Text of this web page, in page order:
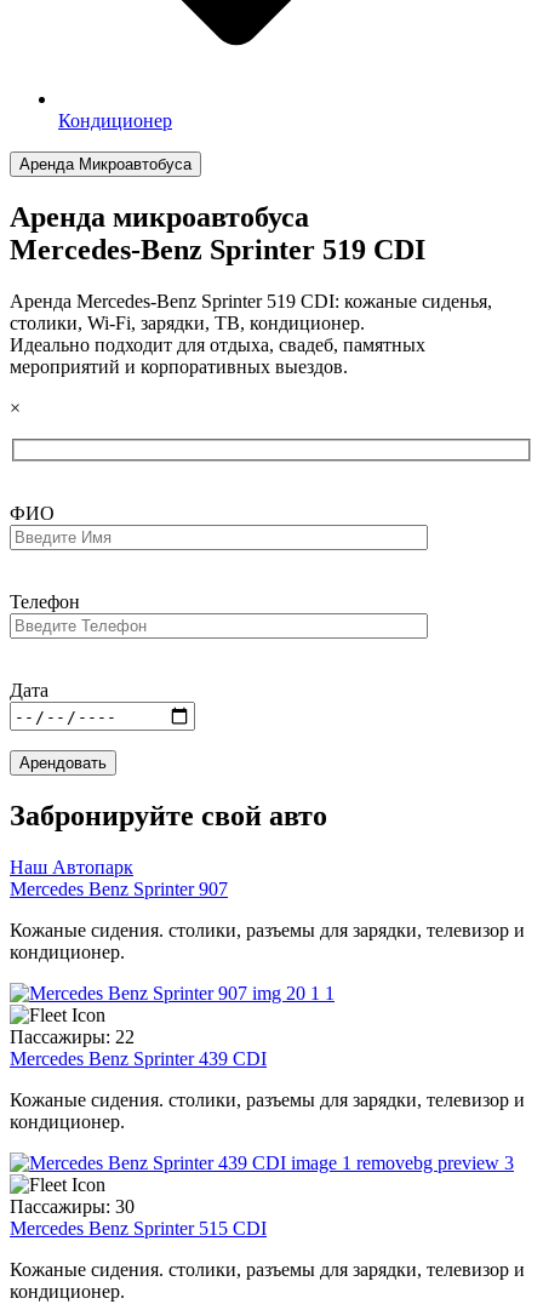
Кондиционер
Аренда Микроавтобуса
Аренда микроавтобуса
Mercedes-Benz Sprinter 519 CDI
Аренда Mercedes-Benz Sprinter 519 CDI: кожаные сиденья,
столики, Wi-Fi, зарядки, ТВ, кондиционер.
Идеально подходит для отдыха, свадеб, памятных
мероприятий и корпоративных выездов.
×
ФИО
Телефон
Дата
Забронируйте свой авто
Наш Автопарк
Mercedes Benz Sprinter 907
Кожаные сидения. столики, разъемы для зарядки, телевизор и
кондиционер.
Пассажиры: 22
Mercedes Benz Sprinter 439 CDI
Кожаные сидения. столики, разъемы для зарядки, телевизор и
кондиционер.
Пассажиры: 30
Mercedes Benz Sprinter 515 CDI
Кожаные сидения. столики, разъемы для зарядки, телевизор и
кондиционер.